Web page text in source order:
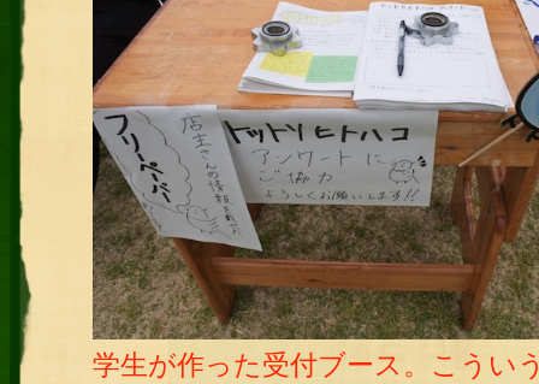
学生が作った受付ブース。こうい